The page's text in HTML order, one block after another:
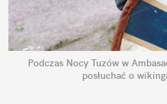
Podczas Nocy Tuzów w
posłuchać o